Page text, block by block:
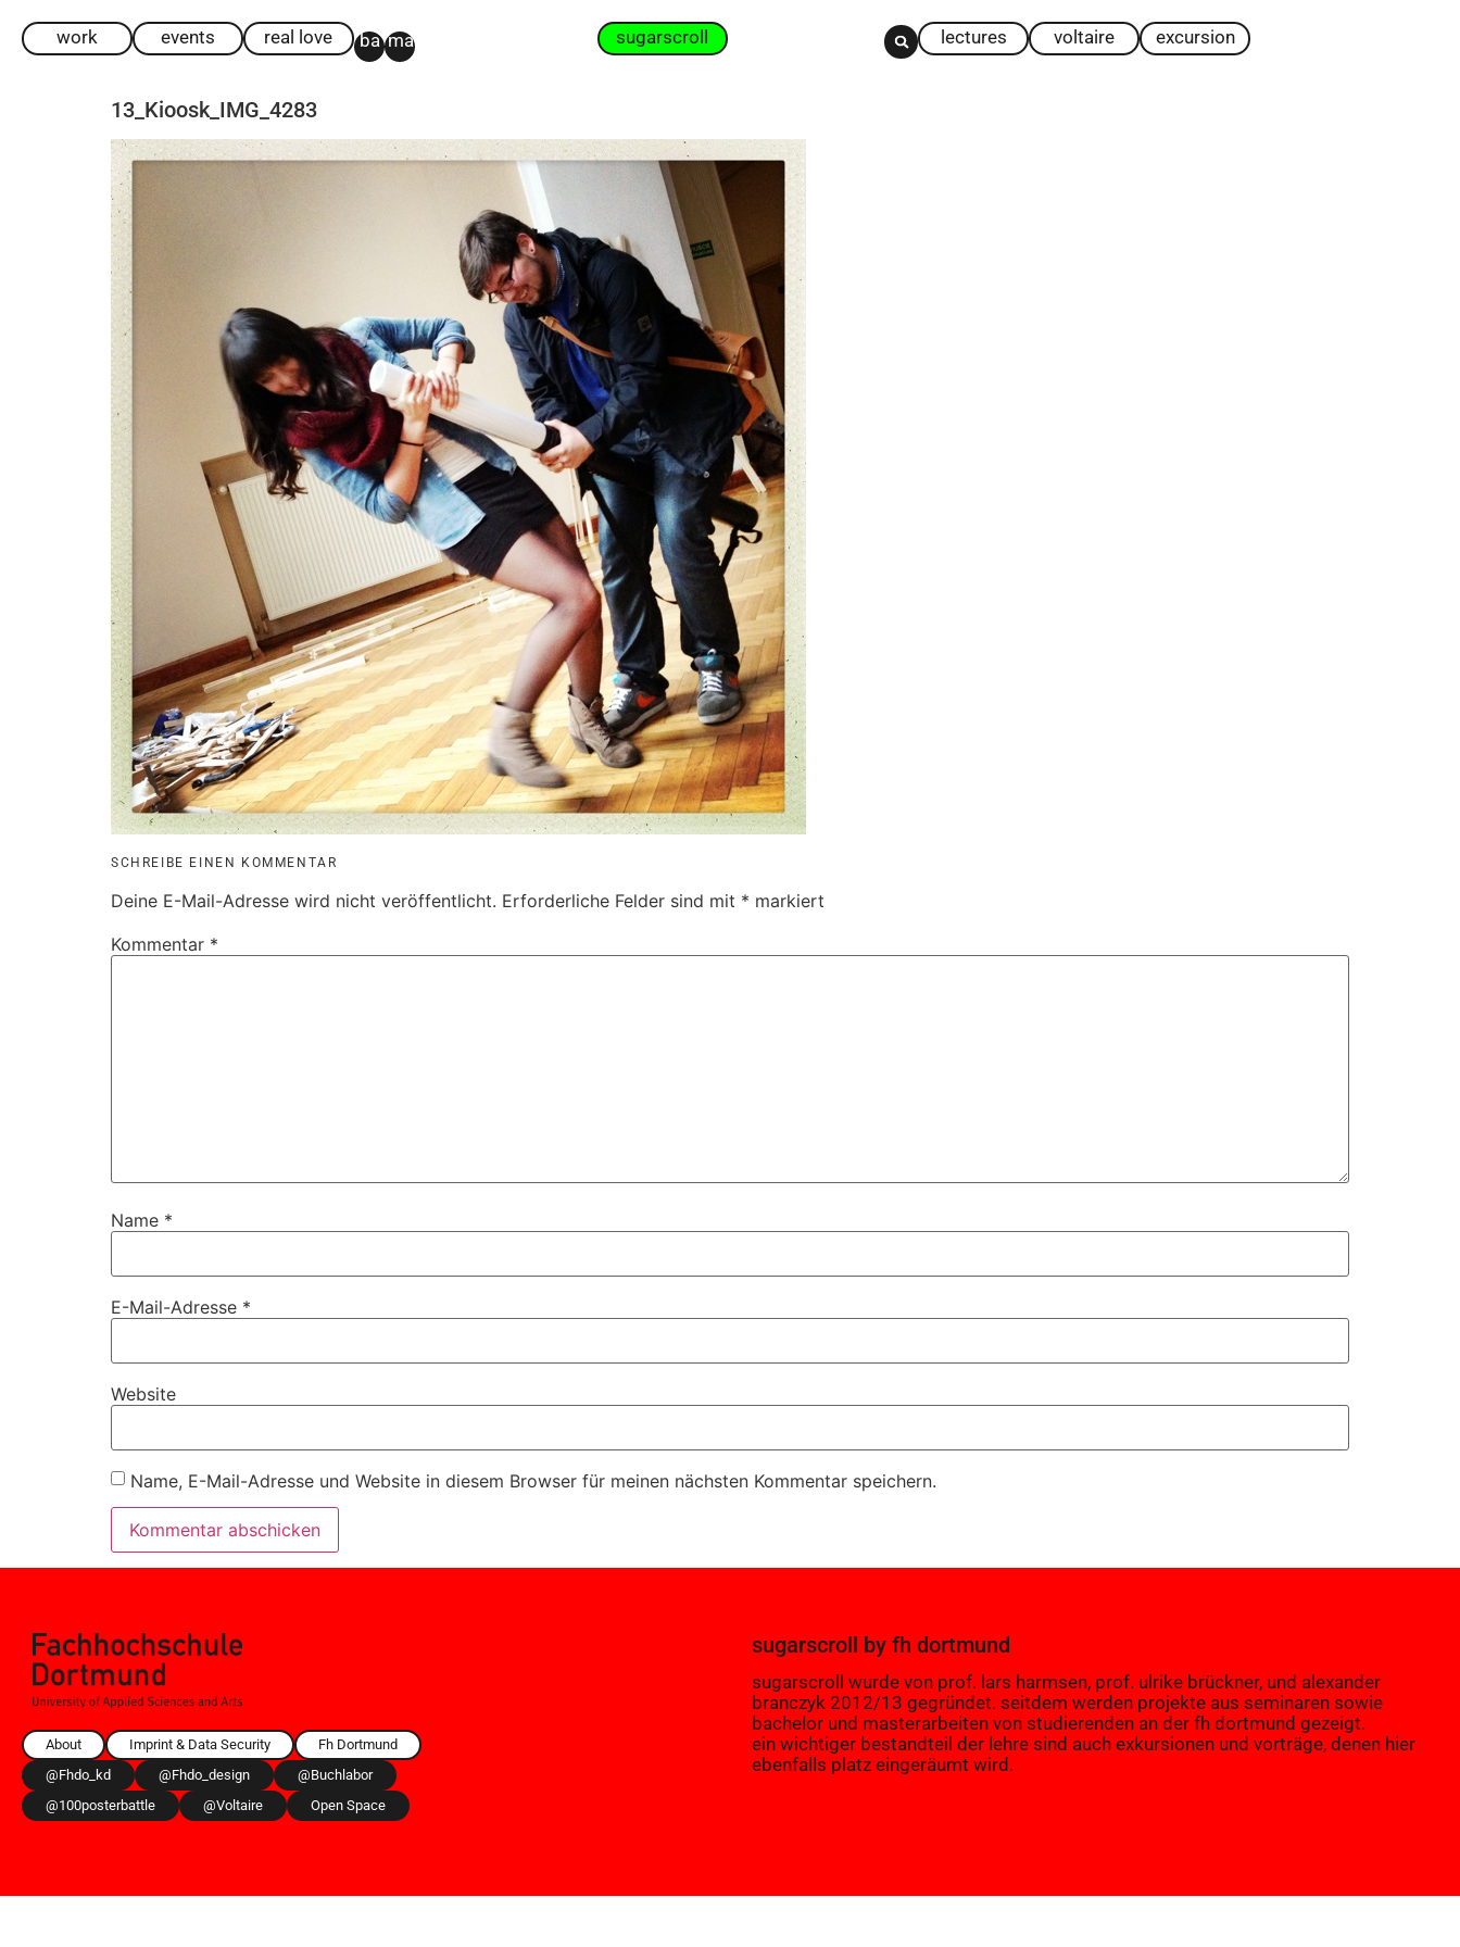
work events real love ba ma sugarscroll lectures voltaire excursion
13_Kioosk_IMG_4283
SCHREIBE EINEN KOMMENTAR
Deine E-Mail-Adresse wird nicht veröffentlicht. Erforderliche Felder sind mit * markiert
Kommentar *
Name *
E-Mail-Adresse *
Website
Name, E-Mail-Adresse und Website in diesem Browser für meinen nächsten Kommentar speichern.
About Imprint & Data Security
Fh Dortmund
@fhdo_kd
@fhdo_design
@buchlabor
@100posterbattle
@voltaire Open Space
sugarscroll by fh dortmund
sugarscroll wurde von prof. lars harmsen, prof. ulrike brückner, und alexander
branczyk 2012/13 gegründet. seitdem werden projekte aus seminaren sowie
bachelor und masterarbeiten von studierenden an der fh dortmund gezeigt.
ein wichtiger bestandteil der lehre sind auch exkursionen und vorträge, denen hier
ebenfalls platz eingeräumt wird.